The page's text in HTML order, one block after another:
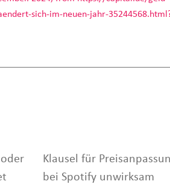
sich-im-neuen-jahr-
Klausel für
bei Spotify unwirksam